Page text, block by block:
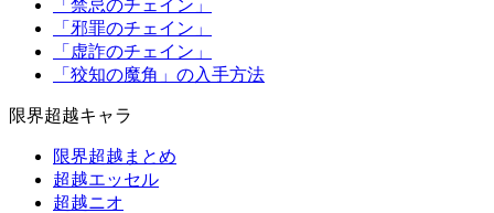
「禁忌のチェイン」
「邪罪のチェイン」
「虚詐のチェイン」
「狡知の魔角」の入手方法
限界超越キャラ
限界超越まとめ
超越エッセル
超越ニオ